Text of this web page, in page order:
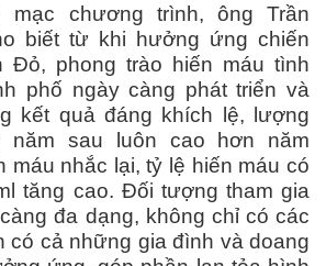
mạc chương trình, ông Trần
biết từ khi hưởng ứng chiến
Đỏ, phong trào hiến máu tình
phố ngày càng phát triển và
kết quả đáng khích lệ, lượng
năm sau luôn cao hơn năm
máu nhắc lại, tỷ lệ hiến máu có
tăng cao. Đối tượng tham gia
đa dạng, không chỉ có các
có cả những gia đình và doang